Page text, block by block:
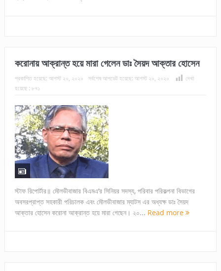
করোনায় আক্রান্ত হয়ে মারা গেলেন ডাঃ সৈয়দ আক্তার হোসেন
প্রকাশিত হয়েছে: আগস্ট ২০, ২০২০ সর্বশেষ আপডেট হয়েছে: আগস্ট ২০, ২০২০
দেখা
হয়েছে : ৮৭১
স্টাফ রিপোর্টার॥ মৌলভীবাজার বিএমএ’র সিনিয়র সদস্য, পরিবার পরিকল্পনা বিভাগের
অবসরপ্রাপ্ত সহকারী পরিচালক এবং মৌলভীবাজার ম্যাটস এর অধ্যক্ষ ডাঃ সৈয়দ
আক্তার হোসেন করোনা আক্রান্ত হয়ে মারা গেছেন। ২০... Read more